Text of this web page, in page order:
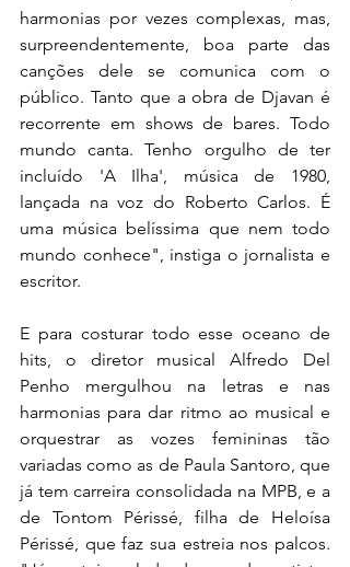
harmonias por vezes complexas, mas,
surpreendentemente, boa parte das
canções dele se comunica com o
público. Tanto que a obra de Djavan é
recorrente em shows de bares. Todo
mundo canta. Tenho orgulho de ter
incluído 'A Ilha', música de 1980,
lançada na voz do Roberto Carlos. É
uma música belíssima que nem todo
mundo conhece", instiga o jornalista e
escritor.
E para costurar todo esse oceano de
hits, o diretor musical Alfredo Del
Penho mergulhou na letras e nas
harmonias para dar ritmo ao musical e
orquestrar as vozes femininas tão
variadas como as de Paula Santoro, que
já tem carreira consolidada na MPB, e a
de Tontom Périssé, filha de Heloísa
Périssé, que faz sua estreia nos palcos.